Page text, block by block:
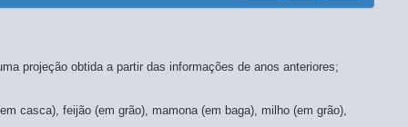
projeção obtida a partir das informações de anos anteriores;
casca), feijão (em grão), mamona (em baga), milho (em grão),